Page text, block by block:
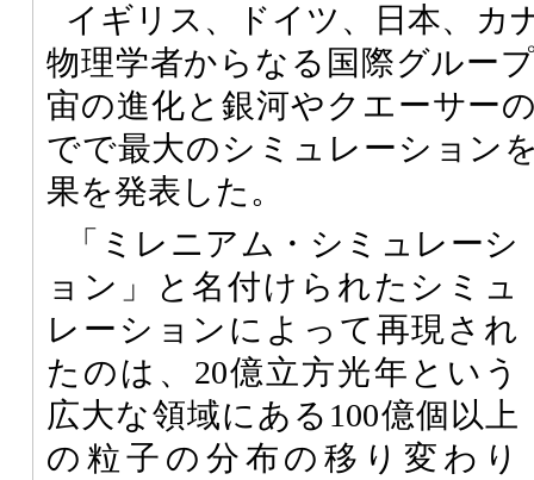
イギリス、ドイツ、日本、カ
物理学者からなる国際グルー
宙の進化と銀河やクエーサー
でで最大のシミュレーション
果を発表した。
「ミレニアム・シミュレーシ
ョン」と名付けられたシミュ
レーションによって再現され
たのは、20億立方光年という
広大な領域にある100億個以上
の粒子の分布の移り変わり